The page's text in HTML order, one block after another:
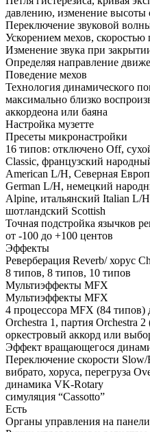
давлению, изменение высоты
Переключение звуковой
Ускорением мехов, скоростью
Изменение звука при
Определяя направление
Поведение мехов
Технология динамического
максимально близко
аккордеона или баяна
Настройка музетте
Пресеты микронастройки
16 типов: отключено Off,
Classic, французский
American L/H, Северная
German L/H, немецкий
Alpine, итальянский Italian L/
шотландский Scottish
Точная подстройка язычков
от -100 до +100 центов
Эффекты
Реверберация Reverb/ хорус
8 типов, 8 типов, 10 типов
Мультиэффекты MFX
Мультиэффекты MFX
4 процессора MFX (84 типов)
Orchestra 1, партия Orchestra 2
оркестровый аккорд или
Эффект вращающегося
Переключение скорости Slow/
вибрато, хоруса, перегруза
динамика VK-Rotary
симуляция “Cassotto”
Есть
Органы управления на панели